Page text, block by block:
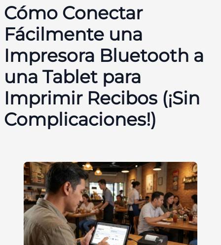
Cómo Conectar
Fácilmente una
Impresora Bluetooth a
una Tablet para
Imprimir Recibos (¡Sin
Complicaciones!)